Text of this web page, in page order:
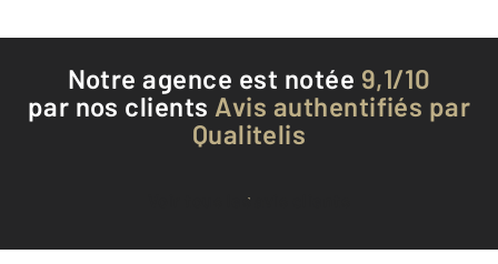
Notre agence est notée 9,1/10
par nos clients Avis authentifiés par
Qualitelis
Voir tous les avis clients